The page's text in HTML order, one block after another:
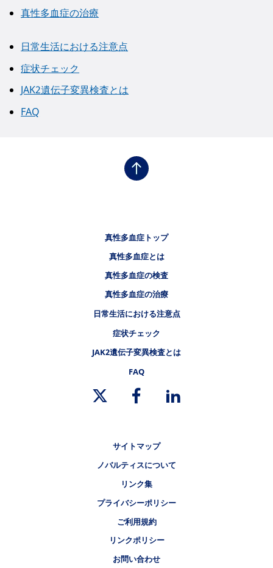
真性多血症の治療
日常生活における注意点
症状チェック
JAK2遺伝子変異検査とは
FAQ
真性多血症トップ
真性多血症とは
真性多血症の検査
真性多血症の治療
日常生活における注意点
症状チェック
JAK2遺伝子変異検査とは
FAQ
サイトマップ
ノバルティスについて
リンク集
プライバシーポリシー
ご利用規約
リンクポリシー
お問い合わせ